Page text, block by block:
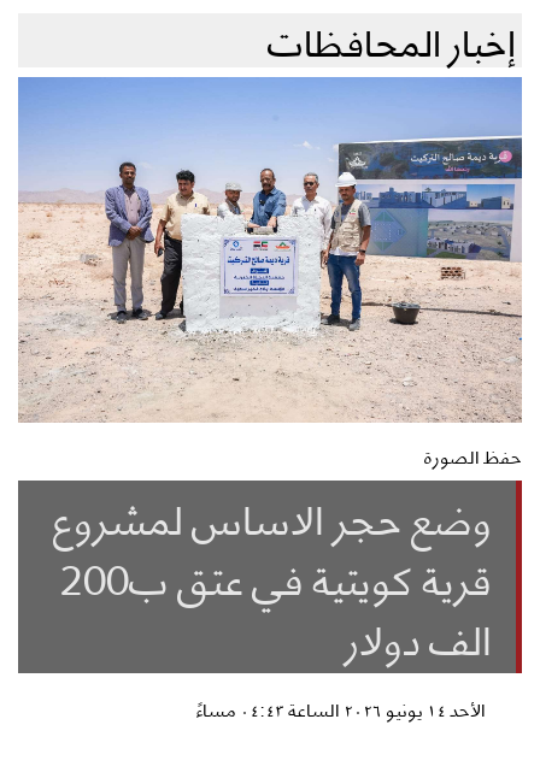
إخبار المحافظات
حفظ الصورة
وضع حجر الاساس لمشروع
قرية كويتية في عتق ب200
الف دولار
الأحد ١٤ يونيو ٢٠٢٦ الساعة ٠٤:٤٣ مساءً